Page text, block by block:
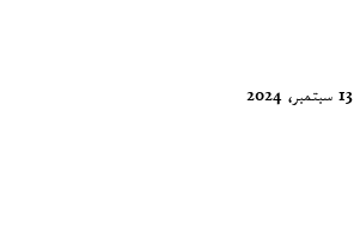
13 سبتمبر، 2024